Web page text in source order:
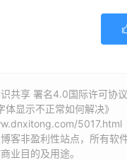
共享 署名4.0国际许可协
显示不正常如何解决》
5017.html
客非盈利性站点，所有软
业目的及用途。